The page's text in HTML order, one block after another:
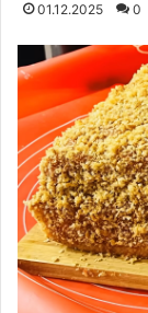
01.12.2025 0